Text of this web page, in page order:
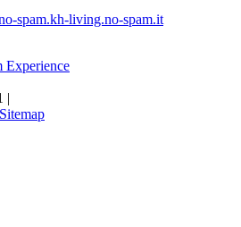
spam.kh-living.no-spam.it
Experience
|
Sitemap